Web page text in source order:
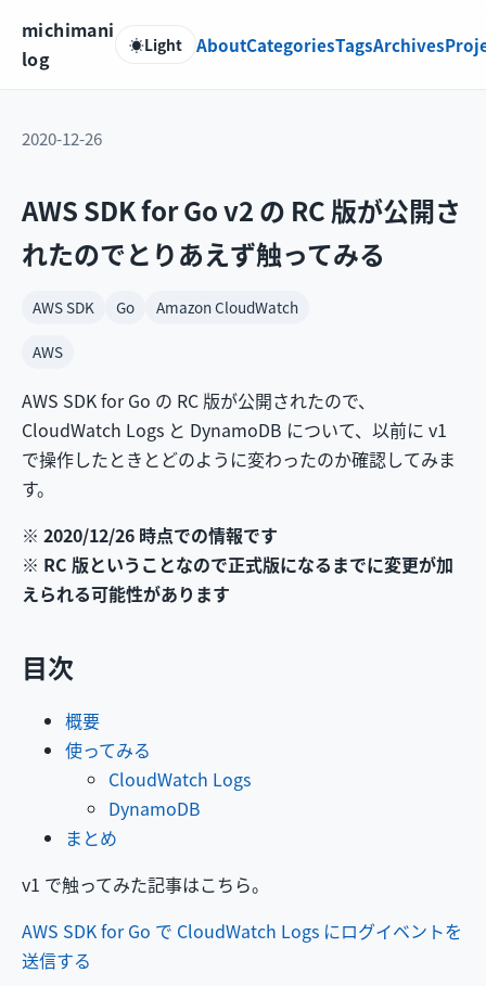
michimani
log
☀️Light AboutCategoriesTagsArchives
2020-12-26
AWS SDK for Go v2 の RC 版が公開さ
れたのでとりあえず触ってみる
AWS SDK Go Amazon CloudWatch
AWS
AWS SDK for Go の RC 版が公開されたので、
CloudWatch Logs と DynamoDB について、以前に v1
で操作したときとどのように変わったのか確認してみま
す。
※ 2020/12/26 時点での情報です
※ RC 版ということなので正式版になるまでに変更が加
えられる可能性があります
目次
概要
使ってみる
CloudWatch Logs
DynamoDB
まとめ
v1 で触ってみた記事はこちら。
AWS SDK for Go で CloudWatch Logs にログイベントを
送信する